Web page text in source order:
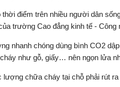
thời điểm trên nhiều người dân
trường Cao đẳng kinh tế - Công
nhanh chóng dùng bình CO2
như gỗ, giấy… nên ngọn lửa
lượng chữa cháy tại chỗ phải rút ra